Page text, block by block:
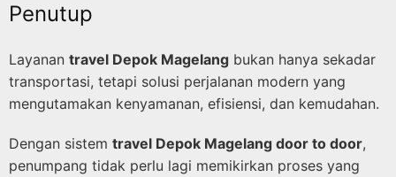
Penutup
Layanan travel Depok Magelang bukan hanya sekadar
transportasi, tetapi solusi perjalanan modern yang
mengutamakan kenyamanan, efisiensi, dan kemudahan.
Dengan sistem travel Depok Magelang door to door,
penumpang tidak perlu lagi memikirkan proses yang